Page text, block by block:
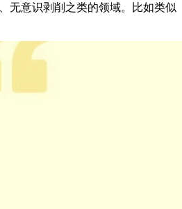
无意识剥削之类的领域。比如类似